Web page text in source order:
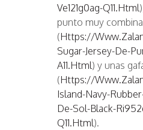
Ve121g0ag-Q11.html
punto muy
(Https://
Sugar-Jersey-De-
A11.html) y unas
(Https://
Island-Navy-
De-Sol-Black-
Q11.html).